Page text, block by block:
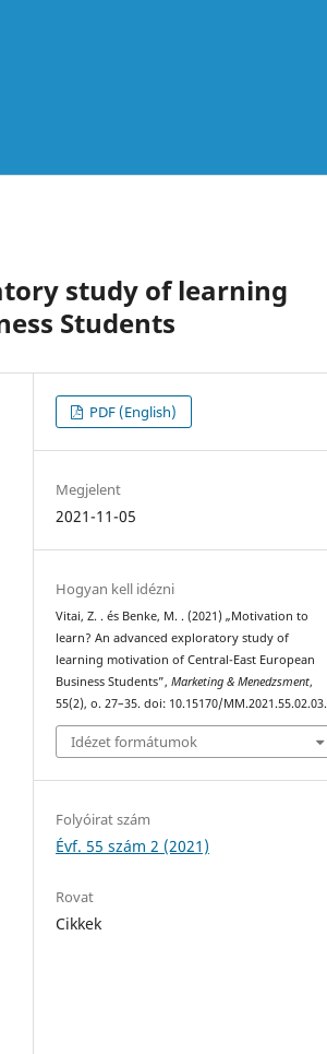
study of learning
Students
PDF (English)
Megjelent
2021-11-05
Hogyan kell idézni
Vitai, Z. . és Benke, M. . (2021) „Motivation to
learn? An advanced exploratory study of
learning motivation of Central-East European
Business Students”,Marketing & Menedzsment,
55(2), o. 27–35. doi: 10.15170/MM.2021.55.02.03.
Idézet formátumok
Folyóirat szám
Évf. 55 szám 2 (2021)
Rovat
Cikkek